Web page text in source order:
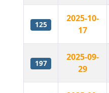
2025-10-
17
125
2025-09-
29
197